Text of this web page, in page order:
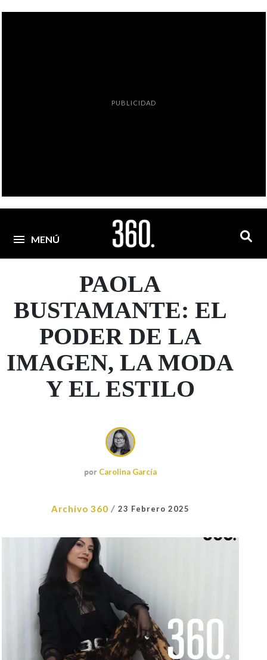
PUBLICIDAD
MENÚ
PAOLA
BUSTAMANTE: EL
PODER DE LA
IMAGEN, LA MODA
Y EL ESTILO
por Carolina García
Archivo 360 / 23 Febrero 2025